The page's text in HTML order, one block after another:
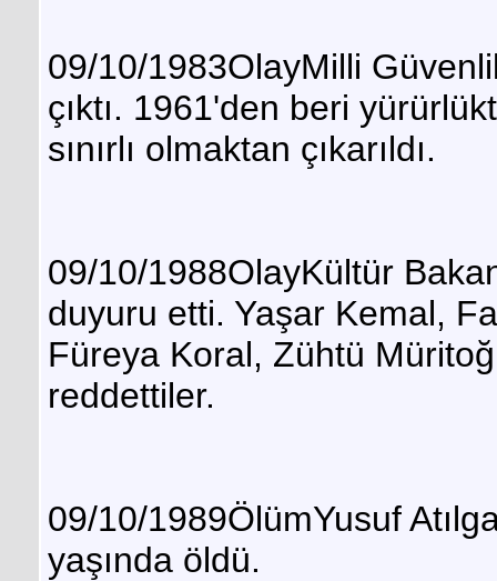
09/10/1983OlayMilli
çıktı. 1961'den beri
sınırlı olmaktan çıkarıldı.
09/10/1988OlayKültür
duyuru etti. Yaşar Kemal,
Füreya Koral, Zühtü
reddettiler.
09/10/1989ÖlümYusuf
yaşında öldü.